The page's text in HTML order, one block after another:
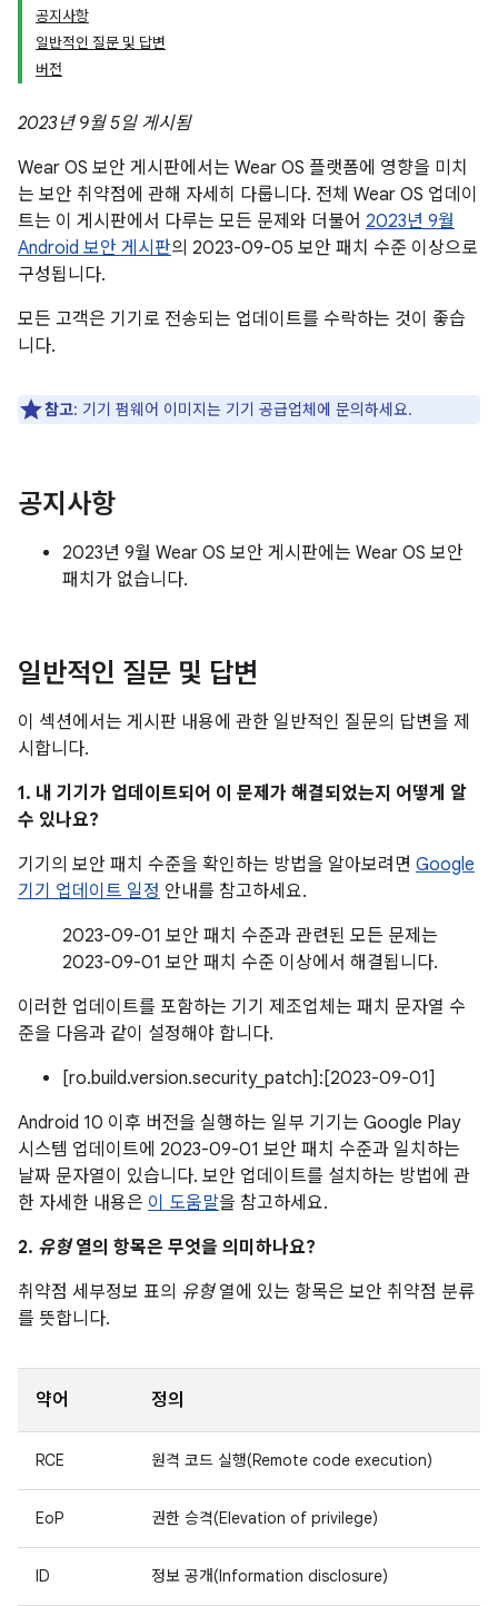
공지사항
일반적인 질문 및 답변
버전
2023년 9월 5일 게시됨
Wear OS 보안 게시판에서는 Wear OS 플랫폼에 영향을 미치
는 보안 취약점에 관해 자세히 다룹니다. 전체 Wear OS 업데이
트는 이 게시판에서 다루는 모든 문제와 더불어 2023년 9월
Android 보안 게시판의 2023-09-05 보안 패치 수준 이상으로
구성됩니다.
모든 고객은 기기로 전송되는 업데이트를 수락하는 것이 좋습
니다.
참고: 기기 펌웨어 이미지는 기기 공급업체에 문의하세요.
공지사항
2023년 9월 Wear OS 보안 게시판에는 Wear OS 보안
패치가 없습니다.
일반적인 질문 및 답변
이 섹션에서는 게시판 내용에 관한 일반적인 질문의 답변을 제
시합니다.
1. 내 기기가 업데이트되어 이 문제가 해결되었는지 어떻게 알
수 있나요?
기기의 보안 패치 수준을 확인하는 방법을 알아보려면 Google
기기 업데이트 일정 안내를 참고하세요.
2023-09-01 보안 패치 수준과 관련된 모든 문제는
2023-09-01 보안 패치 수준 이상에서 해결됩니다.
이러한 업데이트를 포함하는 기기 제조업체는 패치 문자열 수
준을 다음과 같이 설정해야 합니다.
[ro.build.version.security_patch]:[2023-09-01]
Android 10 이후 버전을 실행하는 일부 기기는 Google Play
시스템 업데이트에 2023-09-01 보안 패치 수준과 일치하는
날짜 문자열이 있습니다. 보안 업데이트를 설치하는 방법에 관
한 자세한 내용은 이 도움말을 참고하세요.
2. 유형열의 항목은 무엇을 의미하나요?
취약점 세부정보 표의 유형열에 있는 항목은 보안 취약점 분류
를 뜻합니다.
약어 정의
RCE 원격 코드 실행(Remote code execution)
EoP 권한 승격(Elevation of privilege)
ID 정보 공개(Information disclosure)